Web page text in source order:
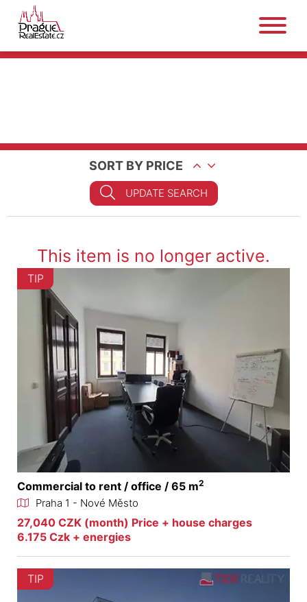
SORT BY PRICE
UPDATE SEARCH
This item is no longer active.
TIP
Commercial to rent / office / 65 m2
Praha 1 - Nové Město
27,040 CZK (month) Price + house charges
6.175 Czk + energies
TIP